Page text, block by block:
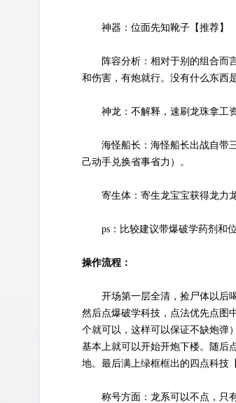
神器：位面先知靴子【推荐】
阵容分析：相对于别的组合而
和伤害，有炮就行。没有什么东西
神龙：不解释，速刷龙珠拿工
海怪船长：海怪船长出战自带
己动手兑换省事省力）。
寄生体：寄生龙宝宝获得龙力
ps：比较建议带爆破学药剂和
操作流程：
开场第一层全清，捡尸体以后
然后点爆破学科技，点法优先点图
个就可以，这样可以保证不缺炮弹
基本上就可以开始开炮下楼。随后
地。最后满上绿框框出的四点科技
称号方面：龙系可以不点，只